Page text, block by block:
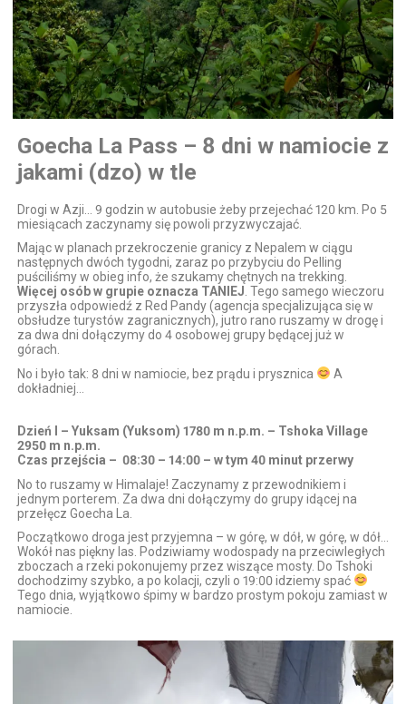
Goecha La Pass – 8 dni w namiocie z
jakami (dzo) w tle
Drogi w Azji… 9 godzin w autobusie żeby przejechać 120 km. Po 5
miesiącach zaczynamy się powoli przyzwyczajać.
Mając w planach przekroczenie granicy z Nepalem w ciągu
następnych dwóch tygodni, zaraz po przybyciu do Pelling
puściliśmy w obieg info, że szukamy chętnych na trekking.
Więcej osób w grupie oznacza TANIEJ . Tego samego wieczoru
przyszła odpowiedź z Red Pandy (agencja specjalizująca się w
obsłudze turystów zagranicznych), jutro rano ruszamy w drogę i
za dwa dni dołączymy do 4 osobowej grupy będącej już w
górach.
No i było tak: 8 dni w namiocie, bez prądu i prysznica
A
dokładniej…
Dzień I – Yuksam (Yuksom) 1780 m n.p.m. – Tshoka Village
2950 m n.p.m.
Czas przejścia – 08:30 – 14:00 – w tym 40 minut przerwy
No to ruszamy w Himalaje! Zaczynamy z przewodnikiem i
jednym porterem. Za dwa dni dołączymy do grupy idącej na
przełęcz Goecha La.
Początkowo droga jest przyjemna – w górę, w dół, w górę, w dół…
Wokół nas piękny las. Podziwiamy wodospady na przeciwległych
zboczach a rzeki pokonujemy przez wiszące mosty. Do Tshoki
dochodzimy szybko, a po kolacji, czyli o 19:00 idziemy spać
Tego dnia, wyjątkowo śpimy w bardzo prostym pokoju zamiast w
namiocie.